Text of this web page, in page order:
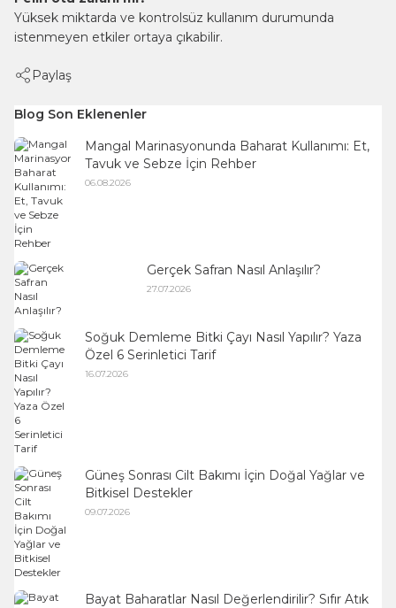
Yüksek miktarda ve kontrolsüz kullanım durumunda
istenmeyen etkiler ortaya çıkabilir.
Paylaş
Blog Son Eklenenler
Mangal Marinasyonunda Baharat Kullanımı: Et,
Tavuk ve Sebze İçin Rehber
06.08.2026
Gerçek Safran Nasıl Anlaşılır?
27.07.2026
Soğuk Demleme Bitki Çayı Nasıl Yapılır? Yaza
Özel 6 Serinletici Tarif
16.07.2026
Güneş Sonrası Cilt Bakımı İçin Doğal Yağlar ve
Bitkisel Destekler
09.07.2026
Bayat Baharatlar Nasıl Değerlendirilir? Sıfır Atık